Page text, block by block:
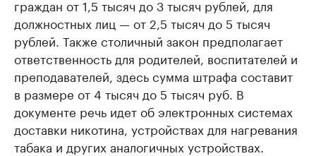
граждан от 1,5 тысяч до 3 тысяч рублей, для
должностных лиц — от 2,5 тысяч до 5 тысяч
рублей. Также столичный закон предполагает
ответственность для родителей, воспитателей и
преподавателей, здесь сумма штрафа составит
в размере от 4 тысяч до 5 тысяч руб. В
документе речь идет об электронных системах
доставки никотина, устройствах для нагревания
табака и других аналогичных устройствах.